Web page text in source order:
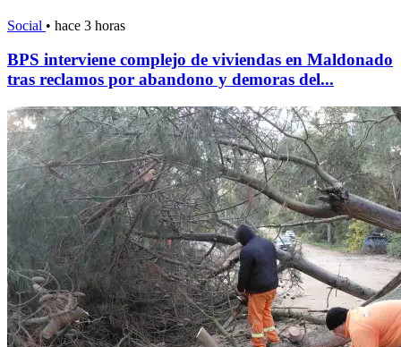
Social • hace 3 horas
BPS interviene complejo de viviendas en Maldonado
tras reclamos por abandono y demoras del...